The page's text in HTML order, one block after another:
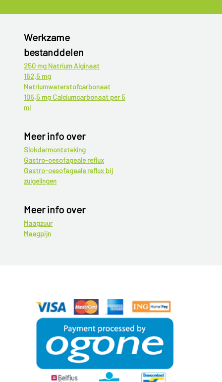
Werkzame
bestanddelen
250 mg Natrium Alginaat
162,5 mg
Natriumwaterstofcarbonaat
106,5 mg Calciumcarbonaat per 5
ml
Meer info over
Slokdarmontsteking
Gastro-oesofageale reflux
Gastro-oesofageale reflux bij
zuigelingen
Meer info over
Maagzuur
Maagpijn